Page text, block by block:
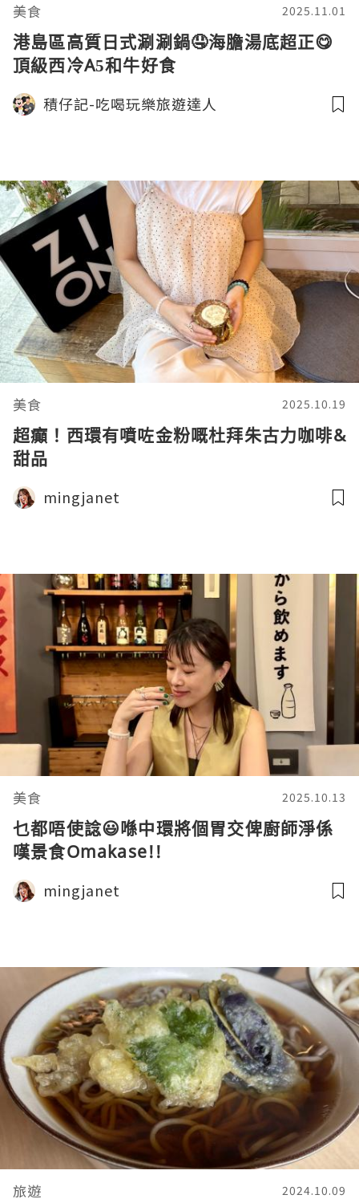
美食 2025.11.01
港島區高質日式涮涮鍋🤤海膽湯底超正😋
頂級西冷A5和牛好食
積仔記-吃喝玩樂旅遊達人
美食 2025.10.19
超癲！西環有噴咗金粉嘅杜拜朱古力咖啡&
甜品
mingjanet
美食 2025.10.13
乜都唔使諗😃喺中環將個胃交俾廚師淨係
嘆景食Omakase!!
mingjanet
旅遊 2024.10.09